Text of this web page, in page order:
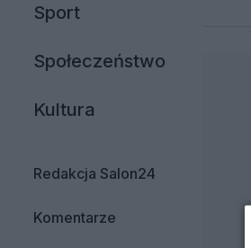
Sport
Społeczeństwo
Kultura
Redakcja Salon24
Komentarze